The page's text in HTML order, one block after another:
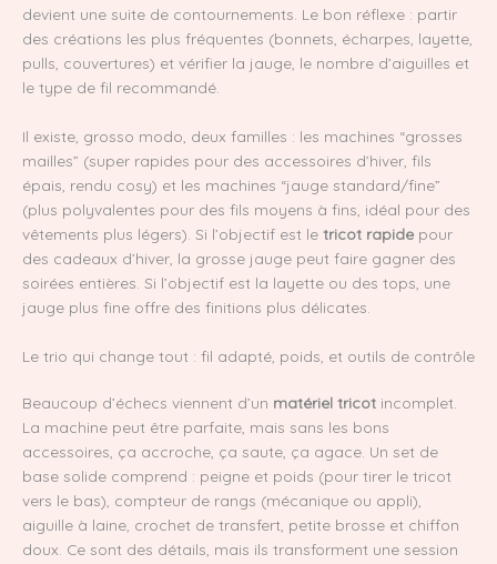
devient une suite de contournements. Le bon réflexe : partir
des créations les plus fréquentes (bonnets, écharpes, layette,
pulls, couvertures) et vérifier la jauge, le nombre d’aiguilles et
le type de fil recommandé.
Il existe, grosso modo, deux familles : les machines “grosses
mailles” (super rapides pour des accessoires d’hiver, fils
épais, rendu cosy) et les machines “jauge standard/fine”
(plus polyvalentes pour des fils moyens à fins, idéal pour des
vêtements plus légers). Si l’objectif est le tricot rapide pour
des cadeaux d’hiver, la grosse jauge peut faire gagner des
soirées entières. Si l’objectif est la layette ou des tops, une
jauge plus fine offre des finitions plus délicates.
Le trio qui change tout : fil adapté, poids, et outils de contrôle
Beaucoup d’échecs viennent d’un matériel tricot incomplet.
La machine peut être parfaite, mais sans les bons
accessoires, ça accroche, ça saute, ça agace. Un set de
base solide comprend : peigne et poids (pour tirer le tricot
vers le bas), compteur de rangs (mécanique ou appli),
aiguille à laine, crochet de transfert, petite brosse et chiffon
doux. Ce sont des détails, mais ils transforment une session